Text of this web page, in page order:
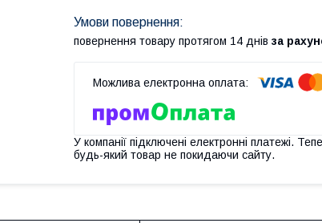
повернення товару протягом 14 днів за
У компанії підключені електронні платежі.
будь-який товар не покидаючи сайту.